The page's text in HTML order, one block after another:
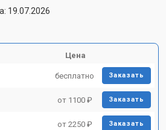
19.07.2026
Цена
бесплатно Заказать
от 1100 ₽ Заказать
от 2250 ₽ Заказать